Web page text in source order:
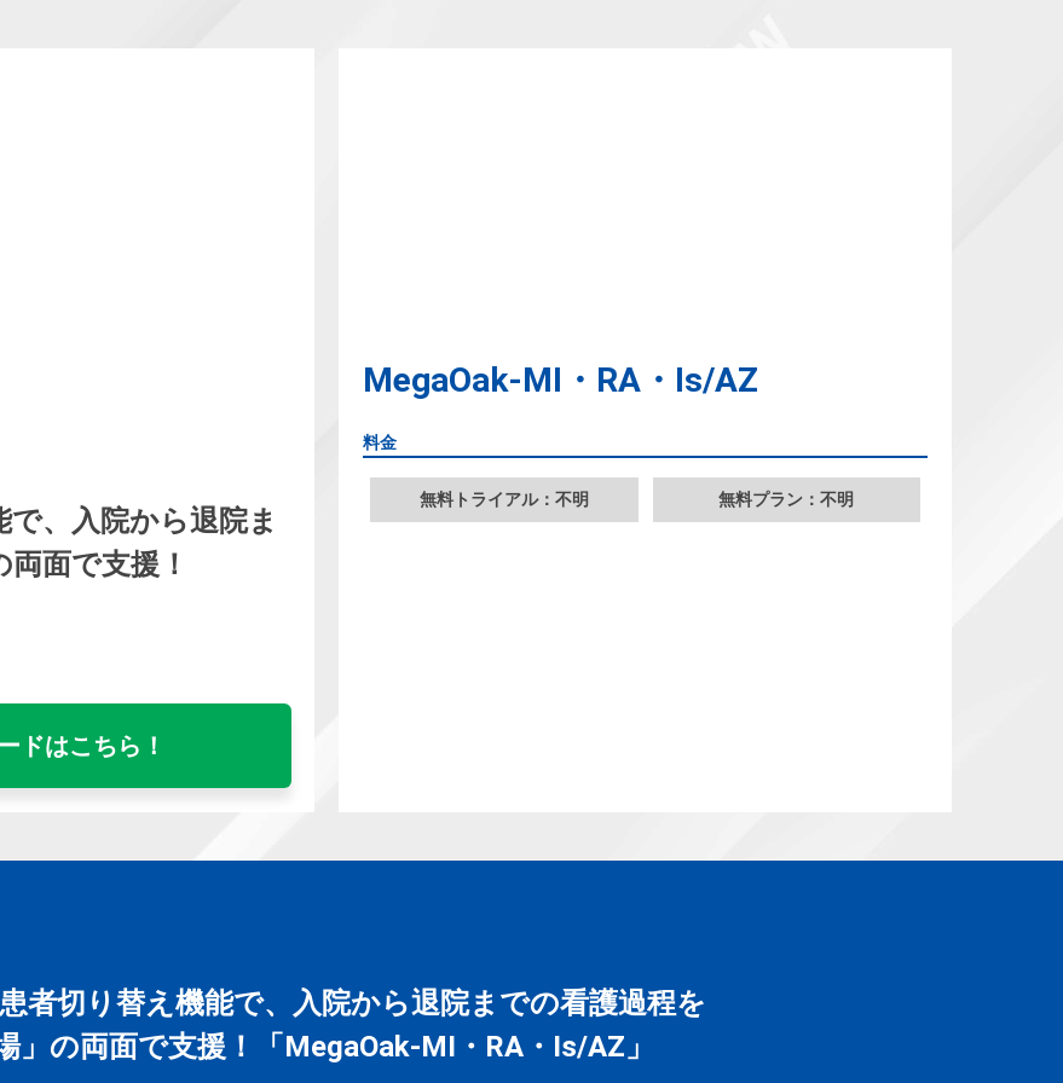
、入院から退院ま
面で支援！
ドはこちら！
MegaOak-MI・RA・Is/AZ
料金
無料トライアル：不明 無料プラン：不明
者切り替え機能で、入院から退院までの看護過程を
」の両面で支援！「MegaOak-MI・RA・Is/AZ」